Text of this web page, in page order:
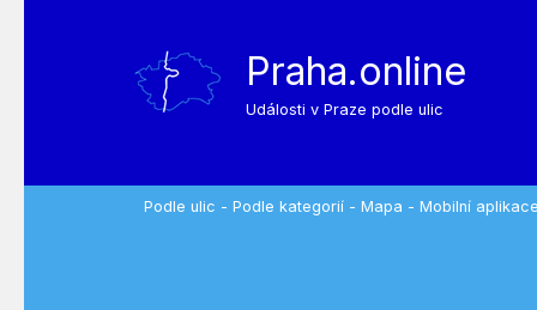
Praha.online
Události v Praze podle ulic
Podle ulic - Podle kategorií - Mapa - Mobilní